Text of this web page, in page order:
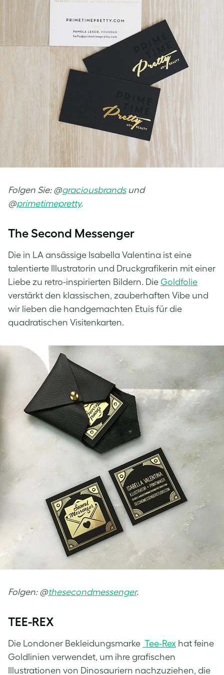
Folgen Sie: @graciousbrandsund
@primetimepretty.
The Second Messenger
Die in LA ansässige Isabella Valentina ist eine
talentierte Illustratorin und Druckgrafikerin mit einer
Liebe zu retro-inspirierten Bildern. Die Goldfolie
verstärkt den klassischen, zauberhaften Vibe und
wir lieben die handgemachten Etuis für die
quadratischen Visitenkarten.
Folgen: @thesecondmessenger.
TEE-REX
Die Londoner Bekleidungsmarke Tee-Rex hat feine
Goldlinien verwendet, um ihre grafischen
Illustrationen von Dinosauriern nachzuziehen, die